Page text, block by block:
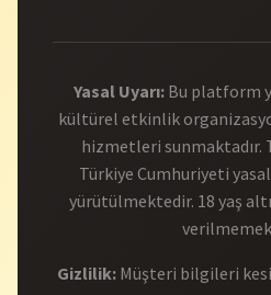
Yasal Uyarı:Bu platform
kültürel etkinlik
hizmetleri
Türkiye Cumhuriyeti
yürütülmektedir. 18 yaş
Gizlilik: Müşteri bilgileri